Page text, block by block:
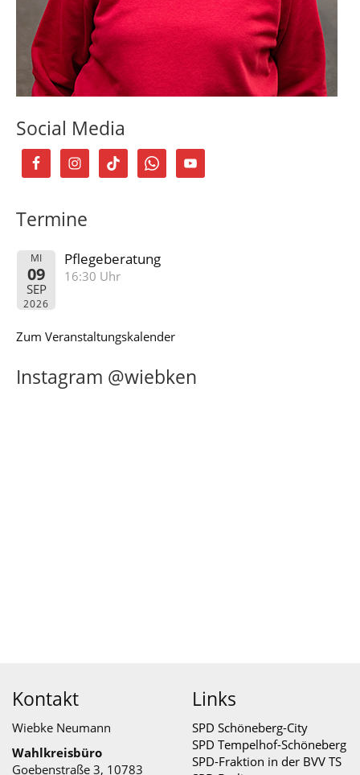
Social Media
Termine
MI
09
SEP
2026
Pflegeberatung
16:30 Uhr
Zum Veranstaltungskalender
Instagram @wiebken
Kontakt
Wiebke Neumann
Wahlkreisbüro
Goebenstraße 3, 10783
Links
SPD Schöneberg-City
SPD Tempelhof-Schöneberg
SPD-Fraktion in der BVV TS